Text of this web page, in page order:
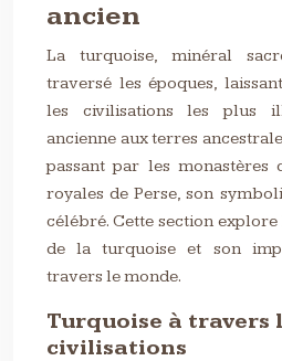
ancien
La turquoise, minéral
traversé les époques,
les civilisations les plus
ancienne aux terres
passant par les
royales de Perse, son
célébré. Cette section
de la turquoise et son
travers le monde.
Turquoise à travers
civilisations